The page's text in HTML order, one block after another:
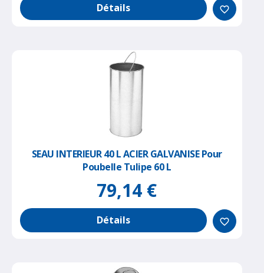
Détails favorite_border
SEAU INTERIEUR 40 L ACIER GALVANISE Pour
Poubelle Tulipe 60 L
79,14 €
Détails favorite_border